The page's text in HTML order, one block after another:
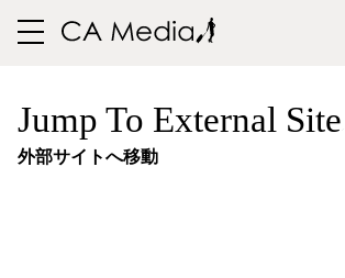
toggle
Jump To External Site
外部サイトへ移動